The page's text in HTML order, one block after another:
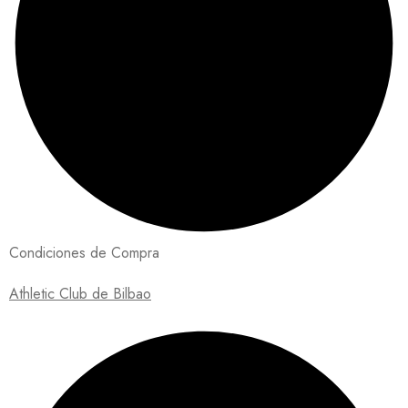
Condiciones de Compra
Athletic Club de Bilbao